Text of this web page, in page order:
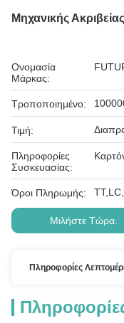
Μηχανικής Ακριβείας
Ονομασία
Μάρκας:
Τροποποιημένο:
Τιμή:
Πληροφορίες
Συσκευασίας:
Όροι Πληρωμής:
Μιλήστε Τώρα.
Πληροφορίες